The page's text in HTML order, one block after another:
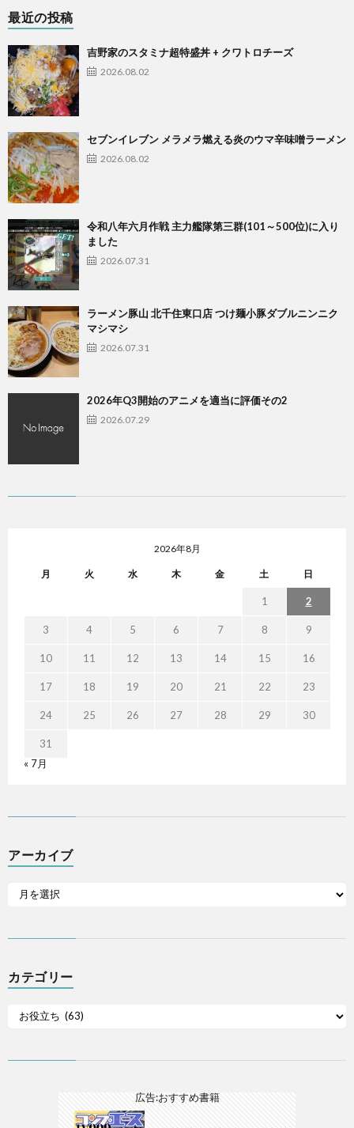
最近の投稿
吉野家のスタミナ超特盛丼 + クワトロチーズ
2026.08.02
セブンイレブン メラメラ燃える炎のウマ辛味噌ラーメン
2026.08.02
令和八年六月作戦 主力艦隊第三群(101～500位)に入り
ました
2026.07.31
ラーメン豚山 北千住東口店 つけ麺小豚ダブルニンニク
マシマシ
2026.07.31
2026年Q3開始のアニメを適当に評価その2
2026.07.29
2026年8月
月 火 水 木 金 土 日
1 2
3 4 5 6 7 8 9
10 11 12 13 14 15 16
17 18 19 20 21 22 23
24 25 26 27 28 29 30
31
« 7月
アーカイブ
カテゴリー
広告:おすすめ書籍